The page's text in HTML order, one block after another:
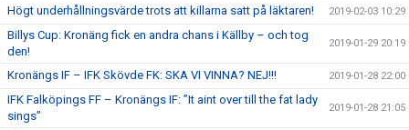
Högt underhållningsvärde trots att killarna satt på läktaren! 2019-02-03 10:29
Billys Cup: Kronäng fick en andra chans i Källby – och tog
den!
2019-01-29 20:19
Kronängs IF – IFK Skövde FK: SKA VI VINNA? NEJ!!! 2019-01-28 22:00
IFK Falköpings FF – Kronängs IF: ”It aint over till the fat lady
sings”
2019-01-28 21:05